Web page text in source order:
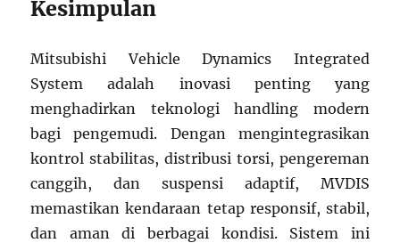
Kesimpulan
Mitsubishi Vehicle Dynamics Integrated
System adalah inovasi penting yang
menghadirkan teknologi handling modern
bagi pengemudi. Dengan mengintegrasikan
kontrol stabilitas, distribusi torsi, pengereman
canggih, dan suspensi adaptif, MVDIS
memastikan kendaraan tetap responsif, stabil,
dan aman di berbagai kondisi. Sistem ini